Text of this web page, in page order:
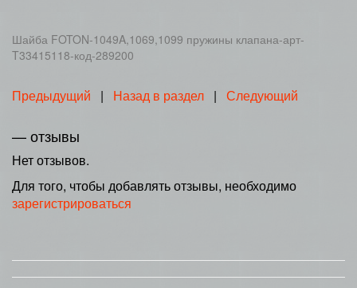
Шайба FOTON-1049A,1069,1099 пружины клапана-арт-
T33415118-код-289200
Предыдущий | Назад в раздел | Следующий
— отзывы
Нет отзывов.
Для того, чтобы добавлять отзывы, необходимо
зарегистрироваться